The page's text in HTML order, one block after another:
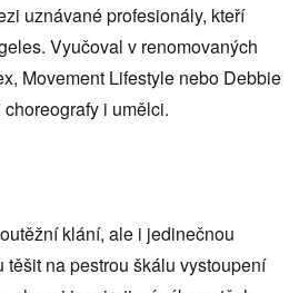
uznávané profesionály, kteří
Vyučoval v renomovaných
Movement Lifestyle nebo Debbie
i umělci.
klání, ale i jedinečnou
na pestrou škálu vystoupení